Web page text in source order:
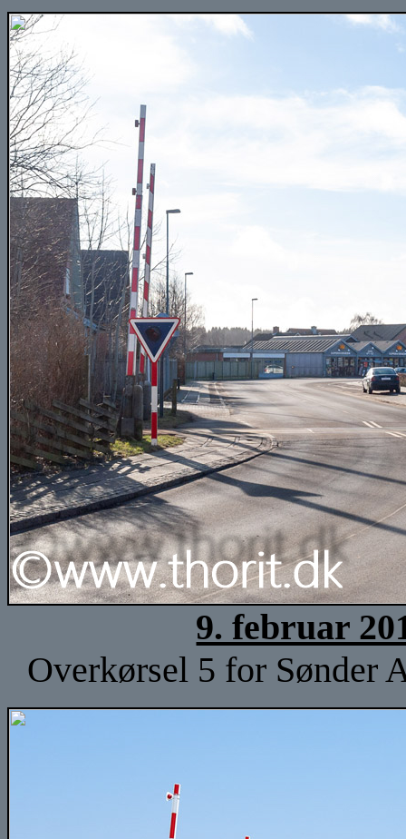
9. februar
Overkørsel 5 for Sønder